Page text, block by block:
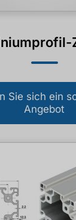
Sie sich ein
Angebot